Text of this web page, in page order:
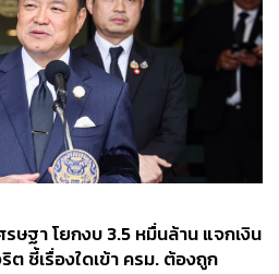
ษฐา โยกงบ 3.5 หมื่นล้าน แจกเงิน
ชี้เรื่องใดเข้า ครม. ต้องถูก